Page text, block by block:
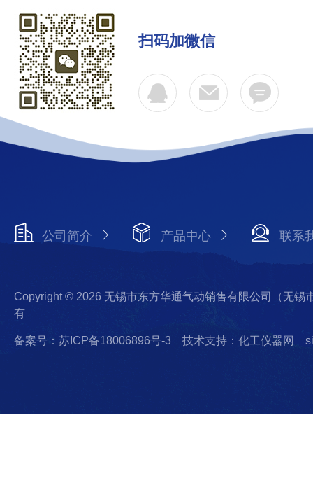
扫码加微信
公司简介 产品中心 联系
Copyright © 2026 无锡市东方华通气动销售有限公司（无锡
有
备案号：苏ICP备18006896号-3 技术支持：化工仪器网